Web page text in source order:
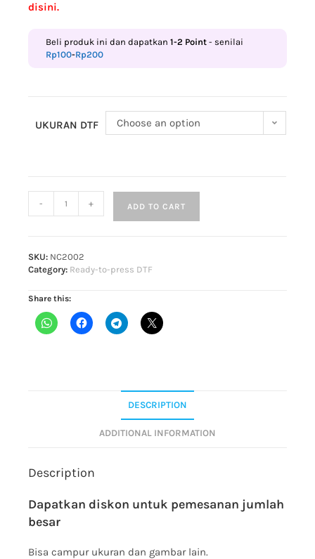
disini.
Beli produk ini dan dapatkan1-2 Point - senilai
Rp100-Rp200
UKURAN DTF Choose an option
- + ADD TO CART
SKU: NC2002
Category: Ready-to-press DTF
Share this:
DESCRIPTION
ADDITIONAL INFORMATION
Description
Dapatkan diskon untuk pemesanan jumlah
besar
Bisa campur ukuran dan gambar lain.